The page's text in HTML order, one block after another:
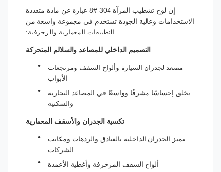
إن لوح تشطيب المرآة 304 #8 عبارة عن مادة متعددة
الاستخدامات وعالية الجودة تستخدم في مجموعة واسعة من
التطبيقات المعمارية والزخرفية:
التصميم الداخلي للمصاعد والسلالم المتحركة
مصعد لجدران السيارة وألواح السقف ومرتجعات
الأبواب
يخلق إحساسًا مشرقًا وواسعًا في المصاعد التجارية
والسكنية
تكسية الجدران والأسقف المعمارية
تتميز الجدران الداخلية بالفنادق والردهات ومكاتب
الشركات
ألواح السقف المزخرفة وأغطية الأعمدة